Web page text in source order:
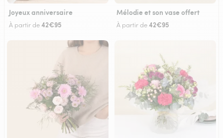
Joyeux anniversaire
À partir de42€95
Mélodie et son vase offert
À partir de42€95